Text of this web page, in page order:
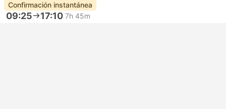
Confirmación instantánea
09:25 17:10 7h 45m